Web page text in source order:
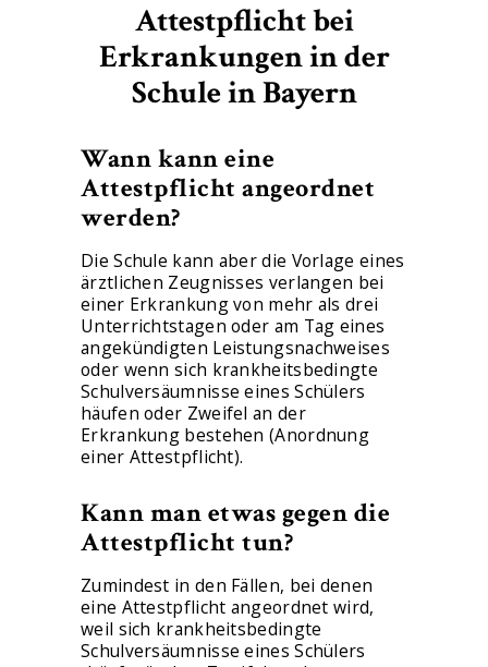
Attestpflicht bei
Erkrankungen in der
Schule in Bayern
Wann kann eine
Attestpflicht angeordnet
werden?
Die Schule kann aber die Vorlage eines
ärztlichen Zeugnisses verlangen bei
einer Erkrankung von mehr als drei
Unterrichtstagen oder am Tag eines
angekündigten Leistungsnachweises
oder wenn sich krankheitsbedingte
Schulversäumnisse eines Schülers
häufen oder Zweifel an der
Erkrankung bestehen (Anordnung
einer Attestpflicht).
Kann man etwas gegen die
Attestpflicht tun?
Zumindest in den Fällen, bei denen
eine Attestpflicht angeordnet wird,
weil sich krankheitsbedingte
Schulversäumnisse eines Schülers